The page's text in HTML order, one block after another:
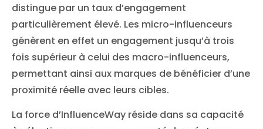
distingue par un taux d’engagement
particulièrement élevé. Les micro-influenceurs
génèrent en effet un engagement jusqu’à trois
fois supérieur à celui des macro-influenceurs,
permettant ainsi aux marques de bénéficier d’une
proximité réelle avec leurs cibles.
La force d’InfluenceWay réside dans sa capacité